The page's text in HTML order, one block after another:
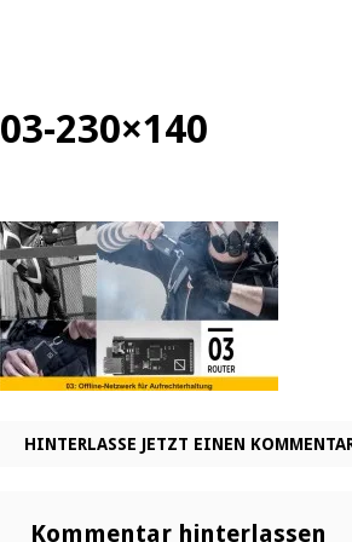
03-230×140
HINTERLASSE JETZT EINEN
Kommentar hinterlassen